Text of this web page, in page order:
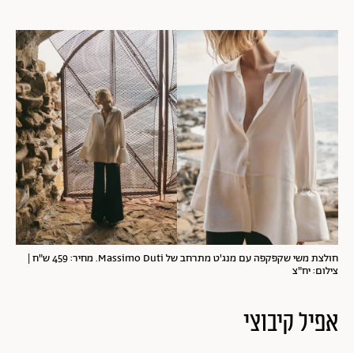
חולצת משי שקפקפה עם מנג'ט מתרחב של Massimo Duti. מחיר: 459 ש"ח |
צילום: יח"צ
אפיל קיבוצי